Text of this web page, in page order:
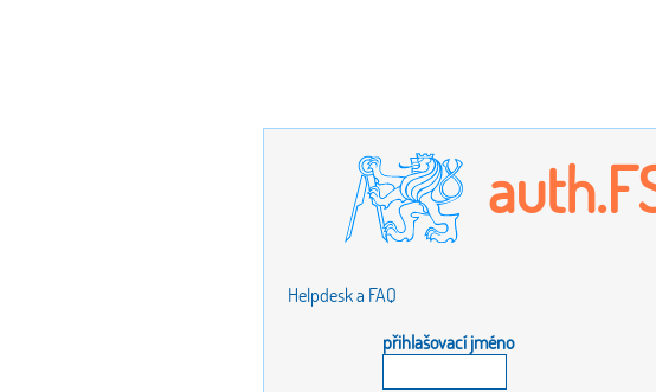
Helpdesk a FAQ
přihlašovací jméno